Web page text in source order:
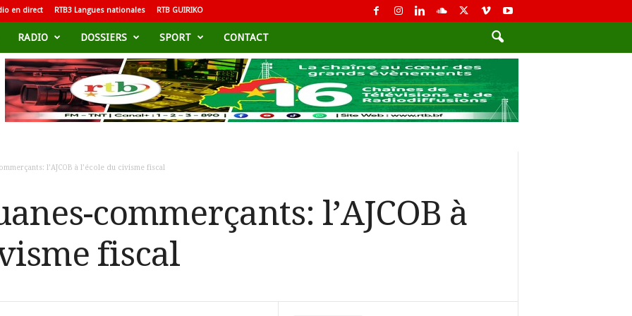
en direct RTB3 Langues nationales RTB GUIRIKO
RADIO DOSSIERS SPORT CONTACT
l’AJCOB à l’école du civisme fiscal
commerçants: l’AJCOB à
fiscal